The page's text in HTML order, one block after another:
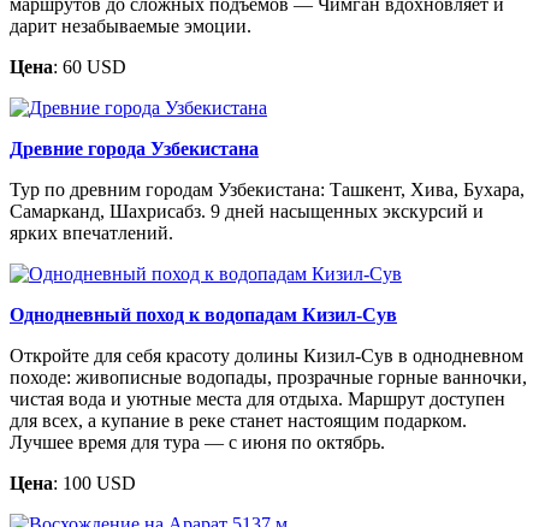
маршрутов до сложных подъёмов — Чимган вдохновляет и
дарит незабываемые эмоции.
Цена: 60 USD
Древние города Узбекистана
Тур по древним городам Узбекистана: Ташкент, Хива, Бухара,
Самарканд, Шахрисабз. 9 дней насыщенных экскурсий и
ярких впечатлений.
Однодневный поход к водопадам Кизил-Сув
Откройте для себя красоту долины Кизил-Сув в однодневном
походе: живописные водопады, прозрачные горные ванночки,
чистая вода и уютные места для отдыха. Маршрут доступен
для всех, а купание в реке станет настоящим подарком.
Лучшее время для тура — с июня по октябрь.
Цена: 100 USD